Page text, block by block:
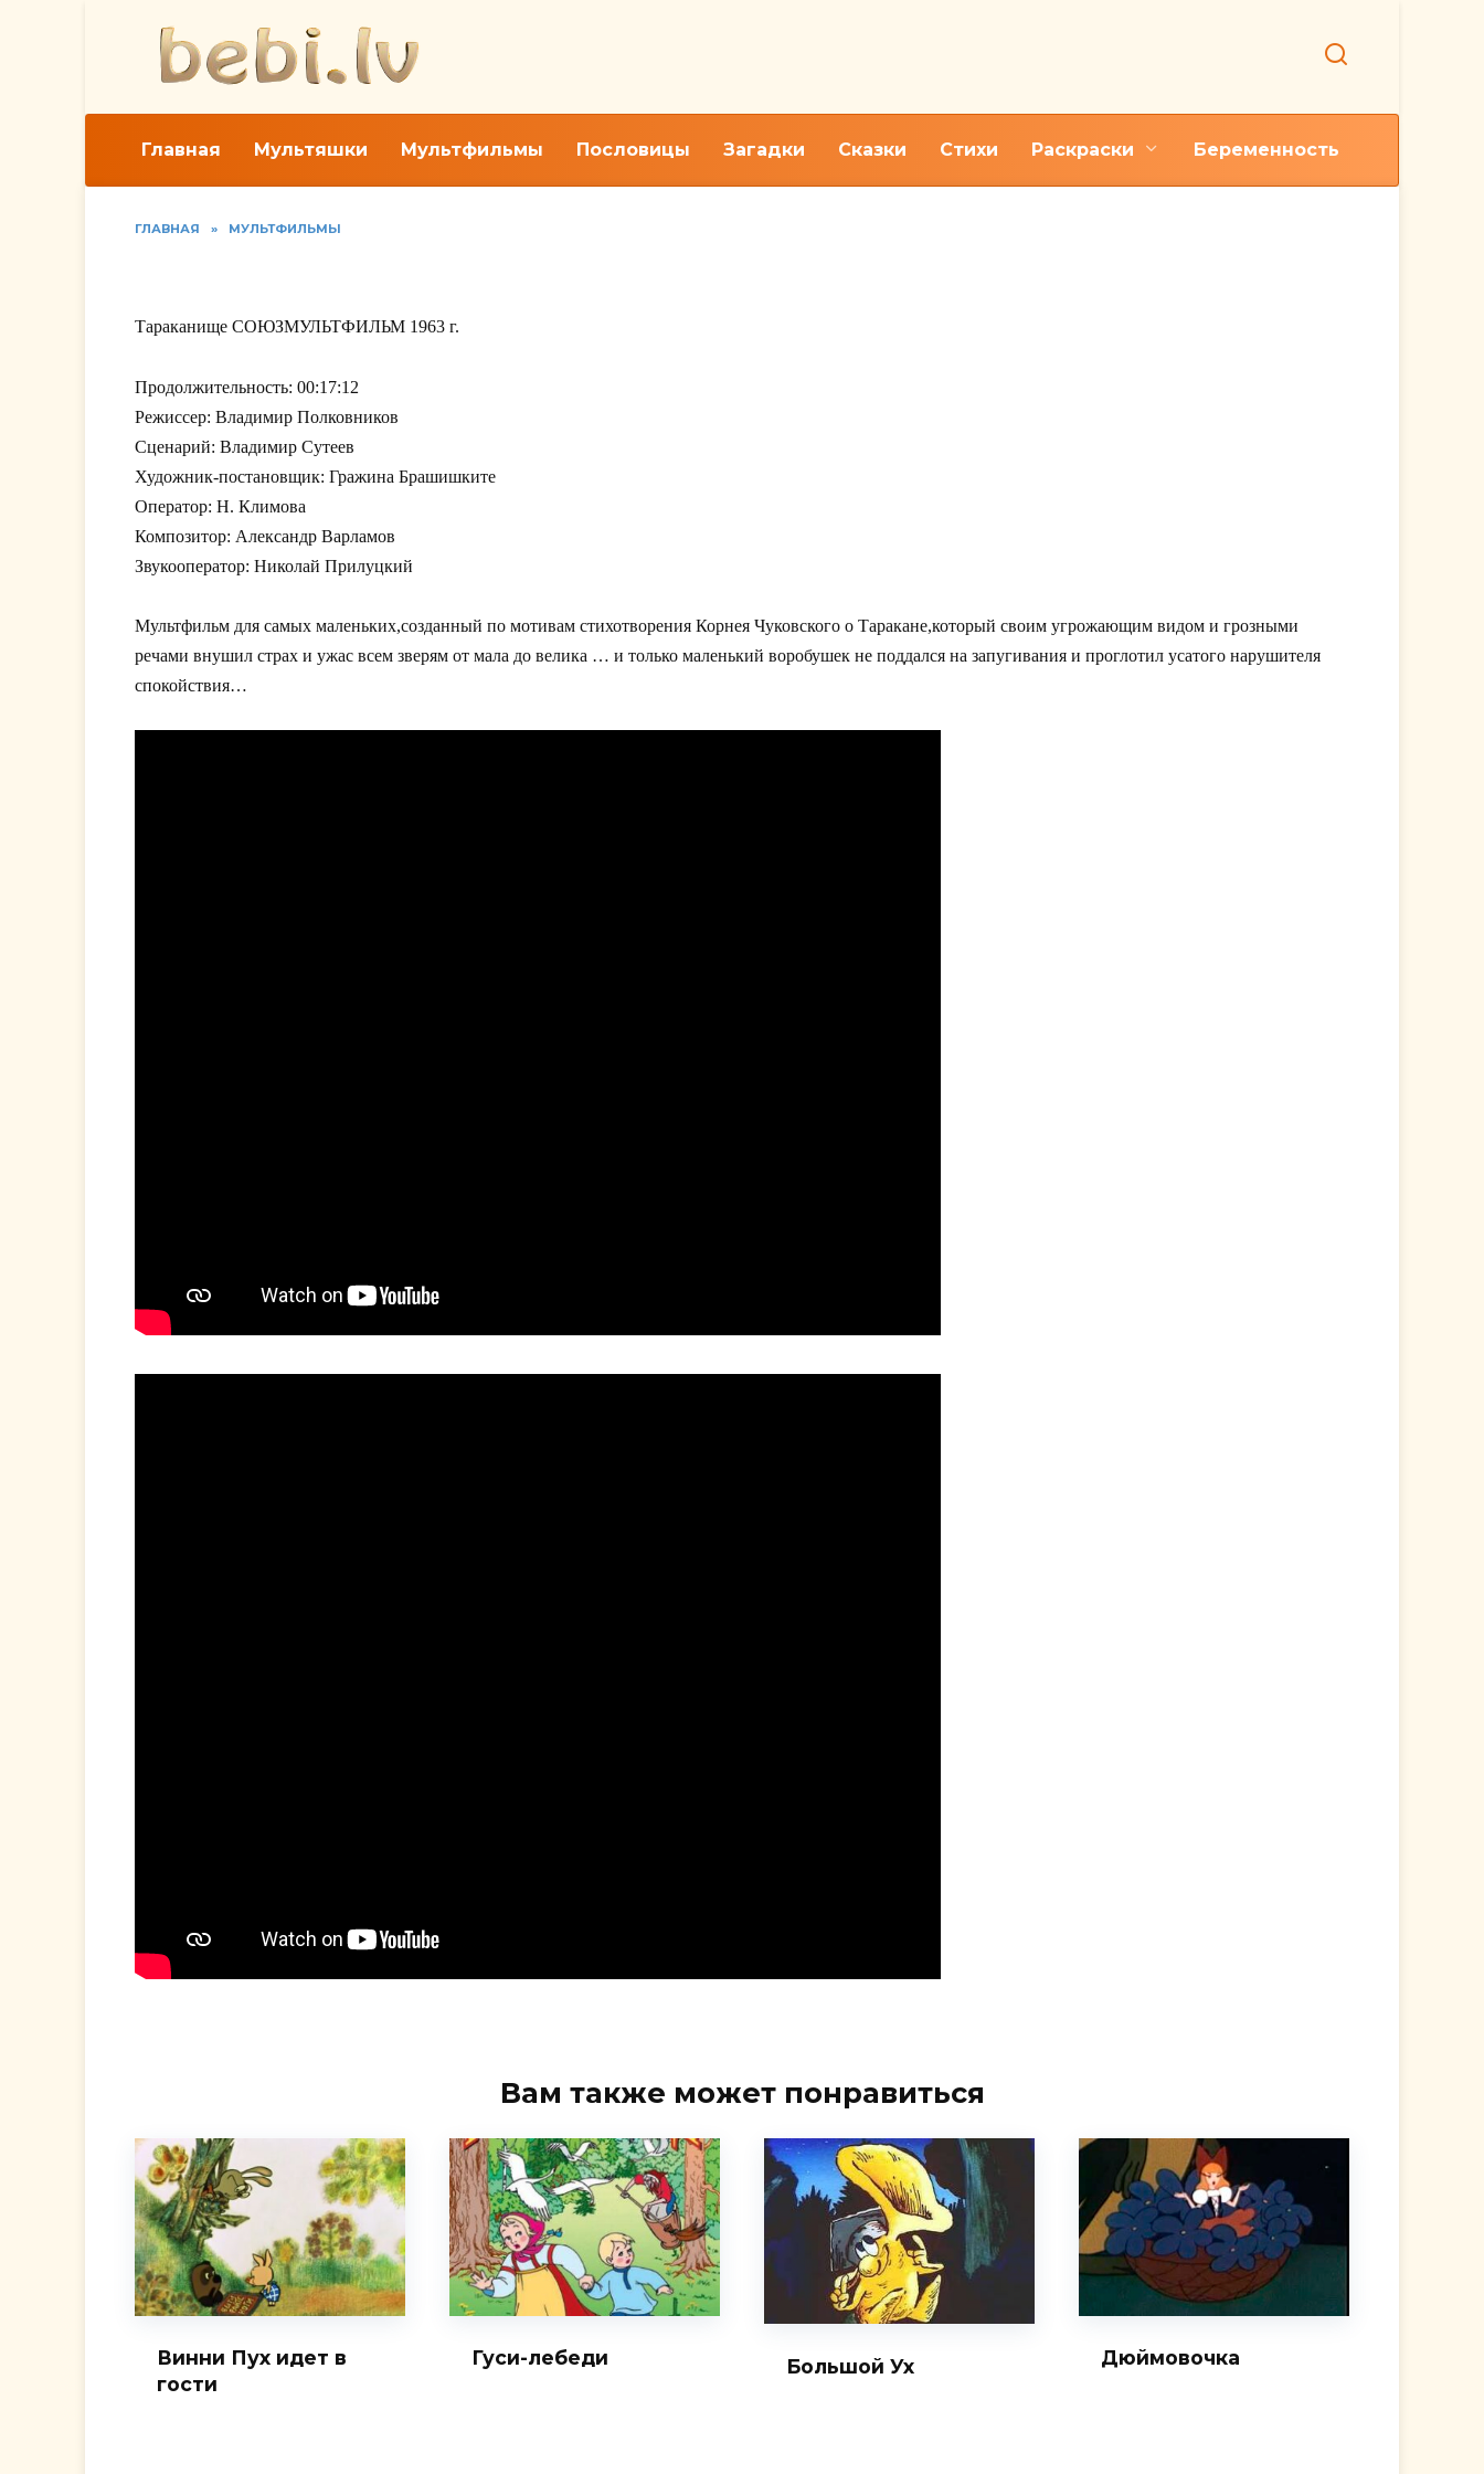
Главная Мультяшки Мультфильмы Пословицы Загадки Сказки Стихи Раскраски Беременность
ГЛАВНАЯ » МУЛЬТФИЛЬМЫ
Тараканище СОЮЗМУЛЬТФИЛЬМ 1963 г.
Продолжительность: 00:17:12
Режиссер: Владимир Полковников
Сценарий: Владимир Сутеев
Художник-постановщик: Гражина Брашишките
Оператор: Н. Климова
Композитор: Александр Варламов
Звукооператор: Николай Прилуцкий
Мультфильм для самых маленьких,созданный по мотивам стихотворения Корнея Чуковского о Таракане,который своим угрожающим видом и грозными
речами внушил страх и ужас всем зверям от мала до велика … и только маленький воробушек не поддался на запугивания и проглотил усатого нарушителя
спокойствия…
Вам также может понравиться
Винни Пух идет в
гости
Гуси-лебеди Большой Ух Дюймовочка